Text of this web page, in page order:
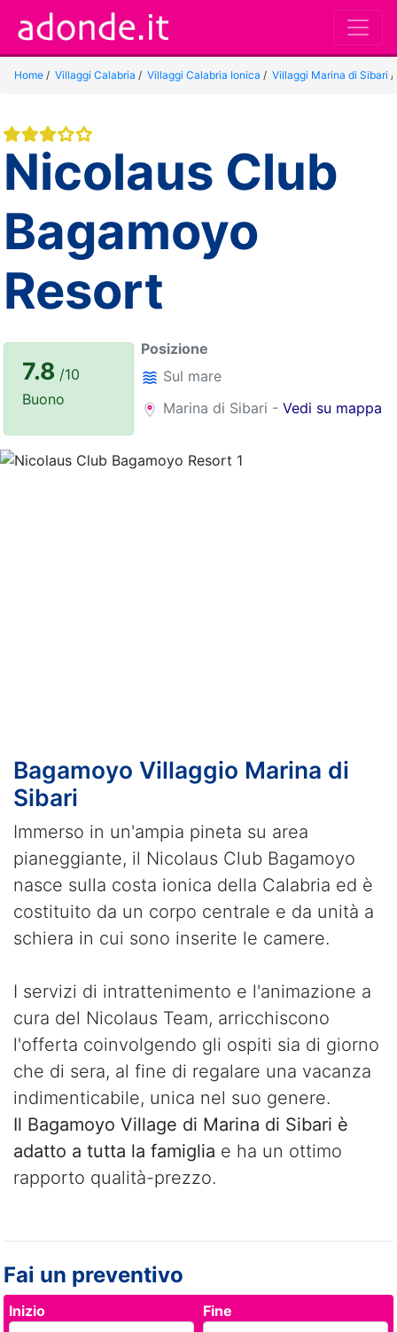
Home / Villaggi Calabria / Villaggi Calabria Ionica / Villaggi Marina di Sibari
Nicolaus Club
Bagamoyo
Resort
7.8 /10
Buono
Posizione
Sul mare
Marina di Sibari - Vedi su mappa
Bagamoyo Villaggio Marina di
Sibari
Immerso in un'ampia pineta su area
pianeggiante, il Nicolaus Club Bagamoyo
nasce sulla costa ionica della Calabria ed è
costituito da un corpo centrale e da unità a
schiera in cui sono inserite le camere.
I servizi di intrattenimento e l'animazione a
cura del Nicolaus Team, arricchiscono
l'offerta coinvolgendo gli ospiti sia di giorno
che di sera, al fine di regalare una vacanza
indimenticabile, unica nel suo genere.
Il Bagamoyo Village di Marina di Sibari è
adatto a tutta la famiglia e ha un ottimo
rapporto qualità-prezzo.
Fai un preventivo
Inizio Fine